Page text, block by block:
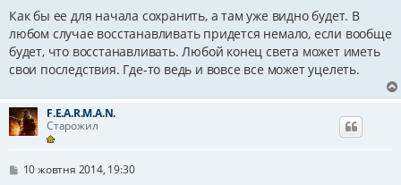
в
д
о
м
л
н
н
я
Как бы ее для начала сохранить, а там уже видно будет. В
любом случае восстанавливать придется немало, если вообще
будет, что восстанавливать. Любой конец света может иметь
свои последствия. Где-то ведь и вовсе все может уцелеть.
F.E.A.R.M.A.N.
Старожил
П10 жовтня 2014, 19:30